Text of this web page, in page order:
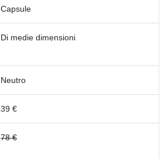
Capsule
Di medie dimensioni
Neutro
39 €
78 €